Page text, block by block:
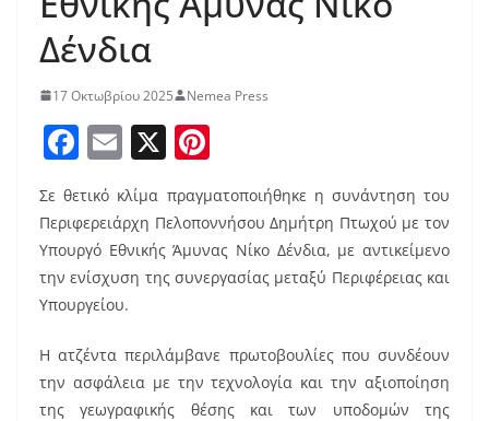
Δένδια
17 Οκτωβρίου 2025 Nemea Press
F
c
e
b
o
o
k
E
m
ai
l
X
er
e
st
Σε θετικό κλίμα πραγματοποιήθηκε η συνάντηση του
Περιφερειάρχη Πελοποννήσου Δημήτρη Πτωχού με τον
Υπουργό Εθνικής Άμυνας Νίκο Δένδια, με αντικείμενο
την ενίσχυση της συνεργασίας μεταξύ Περιφέρειας και
Υπουργείου.
Η ατζέντα περιλάμβανε πρωτοβουλίες που συνδέουν
την ασφάλεια με την τεχνολογία και την αξιοποίηση
της γεωγραφικής θέσης και των υποδομών της